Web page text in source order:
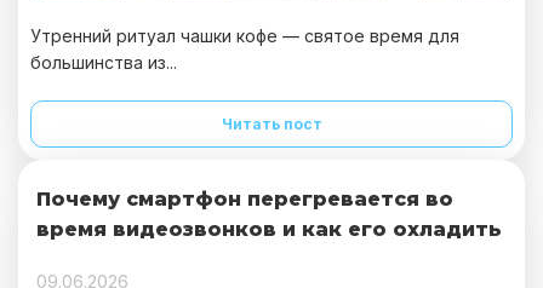
Утренний ритуал чашки кофе — святое время для
большинства из...
Читать пост
Почему смартфон перегревается во
время видеозвонков и как его охладить
09.06.2026